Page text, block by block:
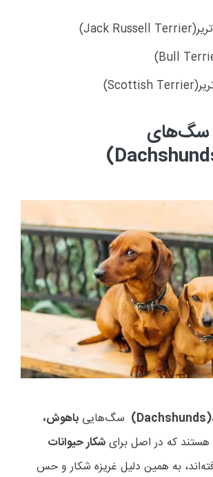
(Jack Russell Terrier)
(Bull
(Scottish Terrier)
۴: سگ‌های
(Dachshunds) سگ‌هایی باهوش،
هستند که در اصل برایشکار حیوانات
به همین دلیل غریزه شکار و حس